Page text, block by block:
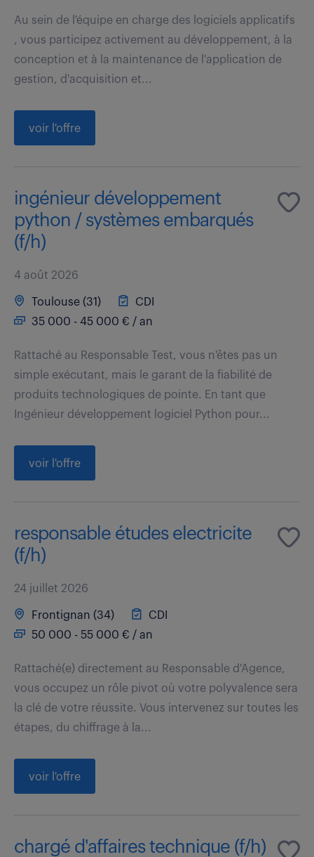
Au sein de l'équipe en charge des logiciels applicatifs
, vous participez activement au développement, à la
conception et à la maintenance de l'application de
gestion, d'acquisition et...
voir l'offre
ingénieur développement
python / systèmes embarqués
(f/h)
4 août 2026
Toulouse (31)
CDI
35 000 - 45 000 € / an
Rattaché au Responsable Test, vous n'êtes pas un
simple exécutant, mais le garant de la fiabilité de
produits technologiques de pointe. En tant que
Ingénieur développement logiciel Python pour...
voir l'offre
responsable études electricite
(f/h)
24 juillet 2026
Frontignan (34)
CDI
50 000 - 55 000 € / an
Rattaché(e) directement au Responsable d'Agence,
vous occupez un rôle pivot où votre polyvalence sera
la clé de votre réussite. Vous intervenez sur toutes les
étapes, du chiffrage à la...
voir l'offre
chargé d'affaires technique (f/h)